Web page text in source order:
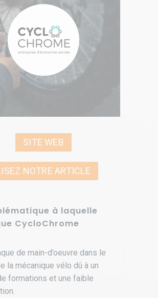
SITE WEB
NOTRE ARTICLE
à laquelle
CycloChrome
de main-d’oeuvre dans le
la mécanique vélo dû à un
formations et une faible